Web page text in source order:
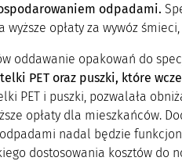
odpadami.
wyższe opłaty za wywóz
oddawanie opakowań do
PET oraz puszki, które
PET i puszki, pozwalała
opłaty dla mieszkańców.
nadal będzie
dostosowania kosztów do